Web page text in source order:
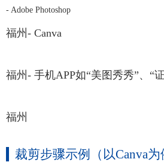
- Adobe Photoshop
福州- Canva
福州- 手机APP如“美图秀秀”、“
福州
裁剪步骤示例（以Canva为